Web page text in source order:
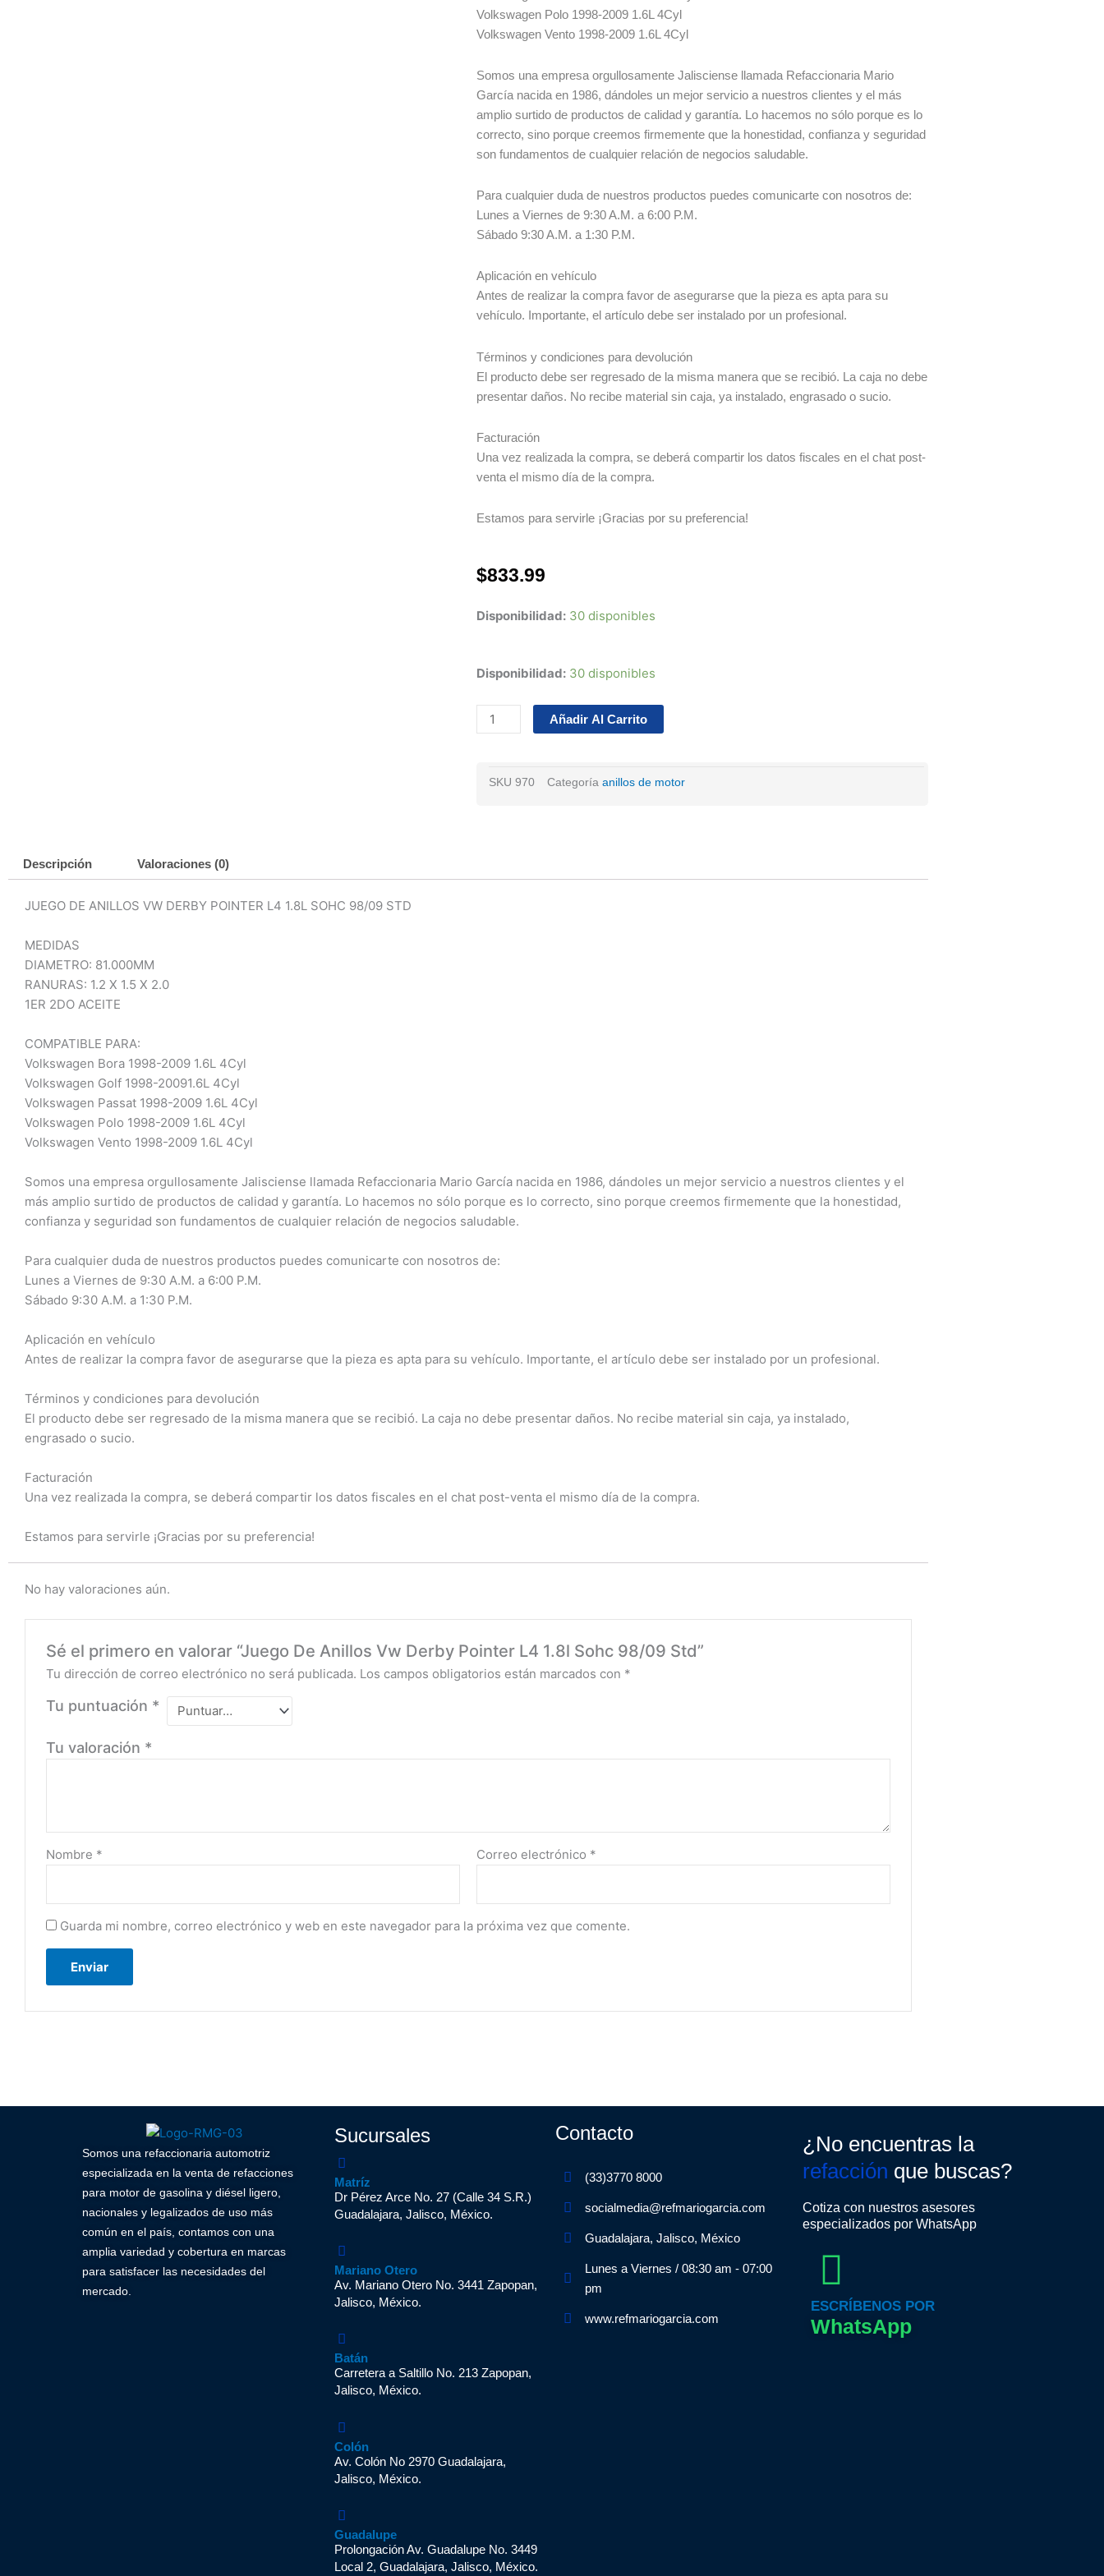
Volkswagen Polo 1998-2009 1.6L 4Cyl
Volkswagen Vento 1998-2009 1.6L 4Cyl
Somos una empresa orgullosamente Jalisciense llamada Refaccionaria Mario
García nacida en 1986, dándoles un mejor servicio a nuestros clientes y el más
amplio surtido de productos de calidad y garantía. Lo hacemos no sólo porque es lo
correcto, sino porque creemos firmemente que la honestidad, confianza y seguridad
son fundamentos de cualquier relación de negocios saludable.
Para cualquier duda de nuestros productos puedes comunicarte con nosotros de:
Lunes a Viernes de 9:30 A.M. a 6:00 P.M.
Sábado 9:30 A.M. a 1:30 P.M.
Aplicación en vehículo
Antes de realizar la compra favor de asegurarse que la pieza es apta para su
vehículo. Importante, el artículo debe ser instalado por un profesional.
Términos y condiciones para devolución
El producto debe ser regresado de la misma manera que se recibió. La caja no debe
presentar daños. No recibe material sin caja, ya instalado, engrasado o sucio.
Facturación
Una vez realizada la compra, se deberá compartir los datos fiscales en el chat post-
venta el mismo día de la compra.
Estamos para servirle ¡Gracias por su preferencia!
$833.99
Disponibilidad: 30 disponibles
Disponibilidad: 30 disponibles
Juego
Anillos
Vw
L4
Añadir Al Carrito
SKU 970 Categoría anillos de motor
Descripción Valoraciones (0)
JUEGO DE ANILLOS VW DERBY POINTER L4 1.8L SOHC 98/09 STD
MEDIDAS
DIAMETRO: 81.000MM
RANURAS: 1.2 X 1.5 X 2.0
1ER 2DO ACEITE
COMPATIBLE PARA:
Volkswagen Bora 1998-2009 1.6L 4Cyl
Volkswagen Golf 1998-20091.6L 4Cyl
Volkswagen Passat 1998-2009 1.6L 4Cyl
Volkswagen Polo 1998-2009 1.6L 4Cyl
Volkswagen Vento 1998-2009 1.6L 4Cyl
Somos una empresa orgullosamente Jalisciense llamada Refaccionaria Mario García nacida en 1986, dándoles un mejor servicio a nuestros clientes y el
más amplio surtido de productos de calidad y garantía. Lo hacemos no sólo porque es lo correcto, sino porque creemos firmemente que la honestidad,
confianza y seguridad son fundamentos de cualquier relación de negocios saludable.
Para cualquier duda de nuestros productos puedes comunicarte con nosotros de:
Lunes a Viernes de 9:30 A.M. a 6:00 P.M.
Sábado 9:30 A.M. a 1:30 P.M.
Aplicación en vehículo
Antes de realizar la compra favor de asegurarse que la pieza es apta para su vehículo. Importante, el artículo debe ser instalado por un profesional.
Términos y condiciones para devolución
El producto debe ser regresado de la misma manera que se recibió. La caja no debe presentar daños. No recibe material sin caja, ya instalado,
engrasado o sucio.
Facturación
Una vez realizada la compra, se deberá compartir los datos fiscales en el chat post-venta el mismo día de la compra.
Estamos para servirle ¡Gracias por su preferencia!
No hay valoraciones aún.
Sé el primero en valorar “Juego De Anillos Vw Derby Pointer L4 1.8l Sohc 98/09 Std”
Tu dirección de correo electrónico no será publicada. Los campos obligatorios están marcados con *
Tu puntuación *
Tu valoración *
Nombre * Correo electrónico *
Guarda mi nombre, correo electrónico y web en este navegador para la próxima vez que comente.
Somos una refaccionaria automotriz
especializada en la venta de refacciones
para motor de gasolina y diésel ligero,
nacionales y legalizados de uso más
común en el país, contamos con una
amplia variedad y cobertura en marcas
para satisfacer las necesidades del
mercado.
Sucursales
Matríz
Dr Pérez Arce No. 27 (Calle 34 S.R.)
Guadalajara, Jalisco, México.
Mariano Otero
Av. Mariano Otero No. 3441 Zapopan,
Jalisco, México.
Batán
Carretera a Saltillo No. 213 Zapopan,
Jalisco, México.
Colón
Av. Colón No 2970 Guadalajara,
Jalisco, México.
Guadalupe
Prolongación Av. Guadalupe No. 3449
Local 2, Guadalajara, Jalisco, México.
Contacto
(33)3770 8000
socialmedia@refmariogarcia.com
Guadalajara, Jalisco, México
Lunes a Viernes / 08:30 am - 07:00
pm
www.refmariogarcia.com
¿No encuentras la
refacción que buscas?
Cotiza con nuestros asesores
especializados por WhatsApp
ESCRÍBENOS POR
WhatsApp